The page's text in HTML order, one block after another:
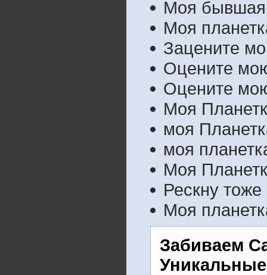
Моя бывшая
Моя
Зацените
Оцените
Оцените
Моя
моя
моя
Моя
Рескну
Моя
Забиваем